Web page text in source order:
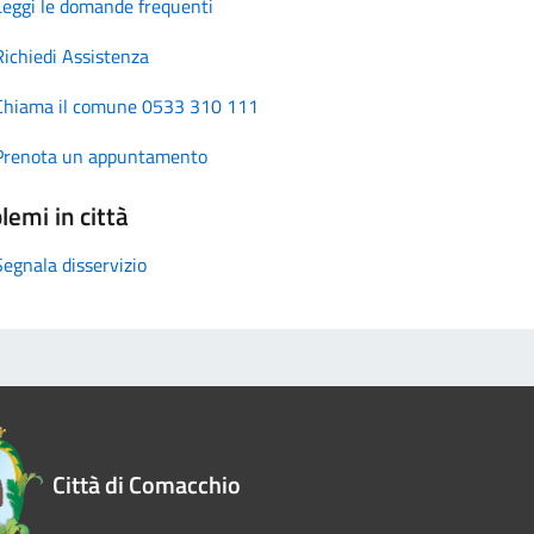
Assistenza
il comune 0533 310 111
un appuntamento
in città
disservizio
Città di Comacchio